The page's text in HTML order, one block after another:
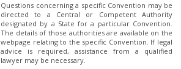
Questions concerning a specific Convention may be
directed to a Central or Competent Authority
designated by a State for a particular Convention.
The details of those authorities are available on the
webpage relating to the specific Convention. If legal
advice is required, assistance from a qualified
lawyer may be necessary.